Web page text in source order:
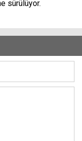
sürülüyor.